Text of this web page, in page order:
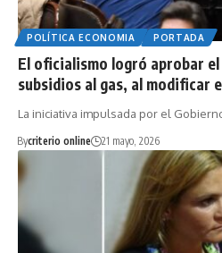
POLÍTICA ECONOMIA PORTADA
El oficialismo logró aprobar
subsidios al gas, al modificar
La iniciativa impulsada por el
Bycriterio online 21 mayo, 2026